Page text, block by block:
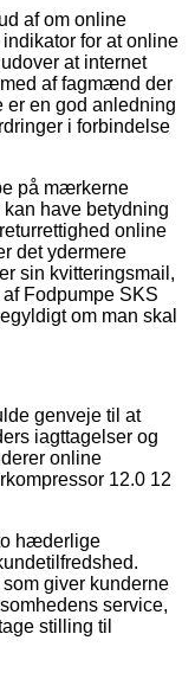
af om online
for at online
at internet
af fagmænd der
er en god anledning
i forbindelse
på mærkerne
have betydning
online
det ydermere
sin kvitteringsmail,
Fodpumpe SKS
om man skal
genveje til at
iagttagelser og
online
12.0 12
hæderlige
giver kunderne
service,
stilling til